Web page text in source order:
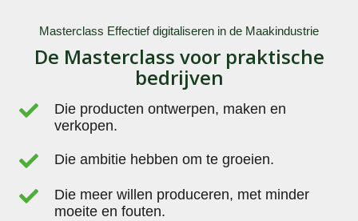
Masterclass Effectief digitaliseren in de Maakindustrie
De Masterclass voor praktische
bedrijven
Die producten ontwerpen, maken en
verkopen.
Die ambitie hebben om te groeien.
Die meer willen produceren, met minder
moeite en fouten.